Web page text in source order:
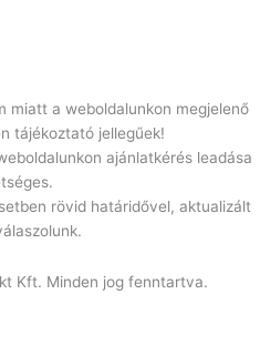
miatt a weboldalunkon megjelenő
tájékoztató jellegűek!
ajánlatkérés leadása
rövid határidővel, aktualizált
Kft. Minden jog fenntartva.